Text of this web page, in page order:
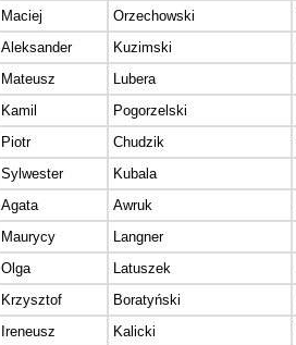
Maciej Orzechowski
Aleksander Kuzimski
Mateusz Lubera
Kamil Pogorzelski
Piotr Chudzik
Sylwester Kubala
Agata Awruk
Maurycy Langner
Olga Latuszek
Krzysztof Boratyński
Ireneusz Kalicki